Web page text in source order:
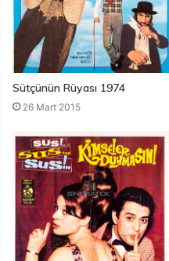
Sütçünün Rüyası 1974
26 Mart 2015